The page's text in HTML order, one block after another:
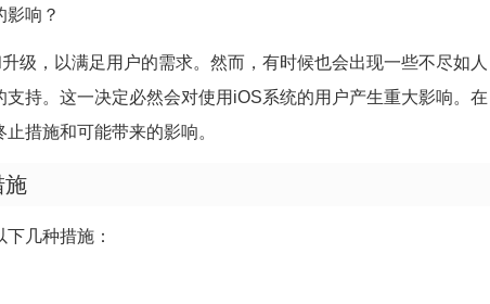
响？
级，以满足用户的需求。然而，有时候也会出现一些不尽如人
持。这一决定必然会对使用iOS系统的用户产生重大影响。在
措施和可能带来的影响。
施
几种措施：